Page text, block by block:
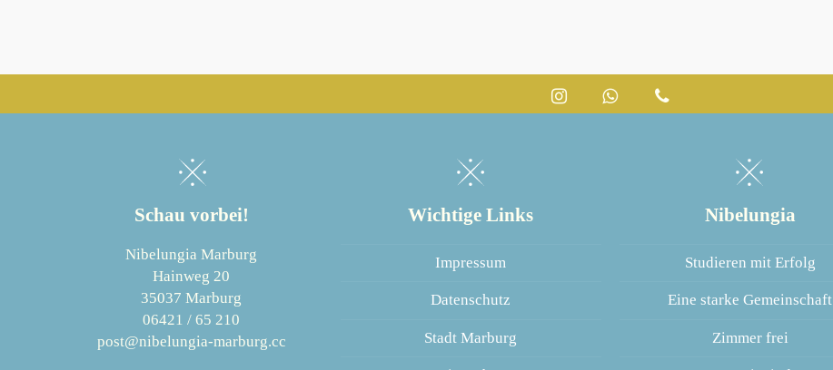
InstagramWhatsappTelefon
Schau vorbei!
Nibelungia Marburg
Hainweg 20
35037 Marburg
06421 / 65 210
post@nibelungia-marburg.cc
Wichtige Links
Impressum
Datenschutz
Stadt Marburg
Nibelungia
Studieren mit Erfolg
Eine starke Gemeinschaft
Zimmer frei